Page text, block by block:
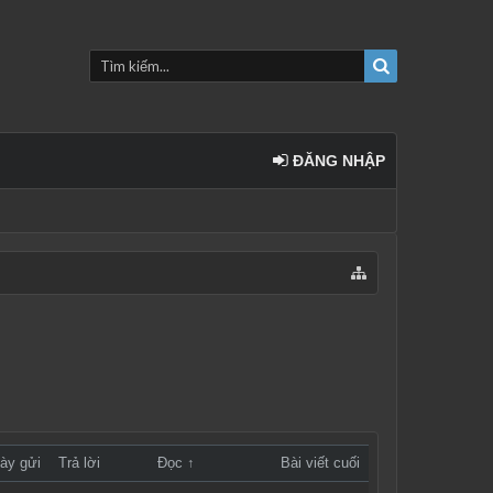
ĐĂNG NHẬP
gửi Trả lời Đọc ↑ Bài viết cuối